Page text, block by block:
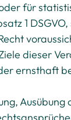
für
1
dieser
ernsthaft
Ausübung